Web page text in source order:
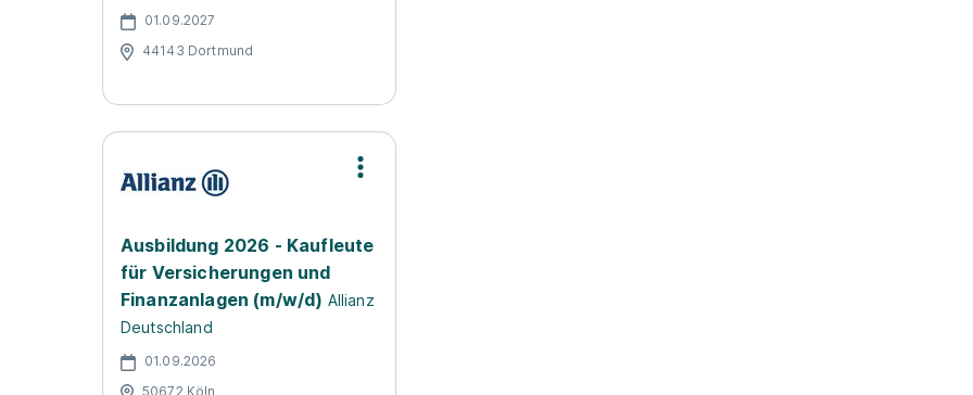
01.09.2027
44143 Dortmund
Ausbildung 2026 - Kaufleute
für Versicherungen und
Finanzanlagen (m/w/d) Allianz
Deutschland
01.09.2026
50672 Köln